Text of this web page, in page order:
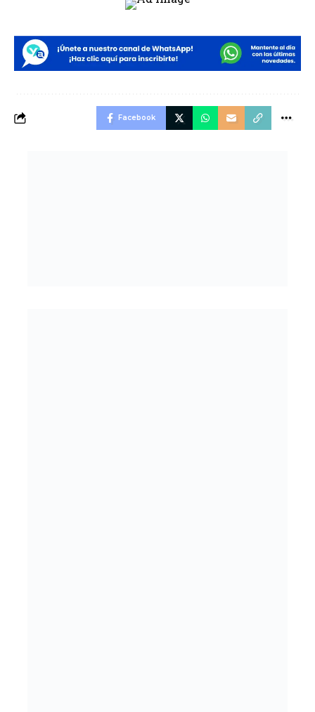
Facebook